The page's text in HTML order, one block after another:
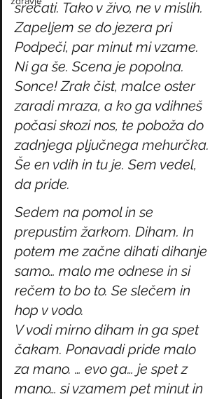
srečati. Tako v živo, ne v mislih.
Zapeljem se do jezera pri
Podpeči, par minut mi vzame.
Ni ga še. Scena je popolna.
Sonce! Zrak čist, malce oster
zaradi mraza, a ko ga vdihneš
počasi skozi nos, te poboža do
zadnjega pljučnega mehurčka.
Še en vdih in tu je. Sem vedel,
da pride.
Sedem na pomol in se
prepustim žarkom. Diham. In
potem me začne dihati dihanje
samo… malo me odnese in si
rečem to bo to. Se slečem in
hop v vodo.
V vodi mirno diham in ga spet
čakam. Ponavadi pride malo
za mano. … evo ga… je spet z
mano… si vzamem pet minut in